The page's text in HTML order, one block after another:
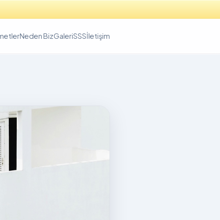
Neden BizGaleriSSSİletişim